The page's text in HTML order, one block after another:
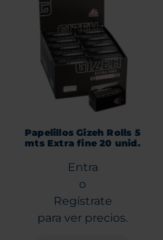
Papelillos Gizeh Rolls 5
mts Extra fine 20 unid.
Entra
o
Regístrate
para ver precios.